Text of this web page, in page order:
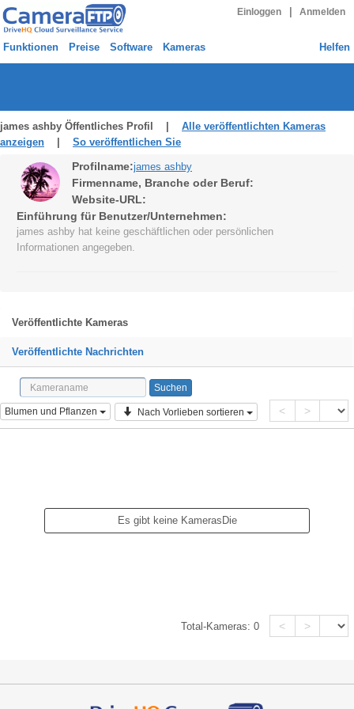
Einloggen Anmelden
Funktionen Preise Software Kameras Helfen
james ashby Öffentliches Profil | Alle veröffentlichten Kameras
anzeigen
So veröffentlichen Sie
Profilname:james ashby
Firmenname, Branche oder Beruf:
Website-URL:
Einführung für Benutzer/Unternehmen:
james ashby hat keine geschäftlichen oder persönlichen
Informationen angegeben.
Veröffentlichte Kameras
Veröffentlichte Nachrichten
Blumen und Pflanzen Nach Vorlieben sortieren < >
Es gibt keine KamerasDie
Total-Kameras:0 < >